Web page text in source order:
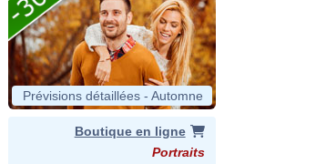
Prévisions détaillées - Automne
Boutique en ligne
Portraits